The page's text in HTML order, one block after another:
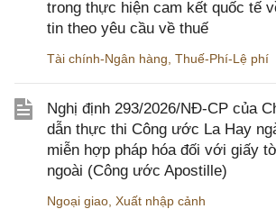
trong thực hiện cam kết quốc tế
tin theo yêu cầu về thuế
Tài chính-Ngân hàng Thuế-Phí-Lệ phí
Nghị định 293/2026/NĐ-CP của
dẫn thực thi Công ước La Hay
miễn hợp pháp hóa đối với giấy
ngoài (Công ước Apostille)
Ngoại giao Xuất nhập cảnh